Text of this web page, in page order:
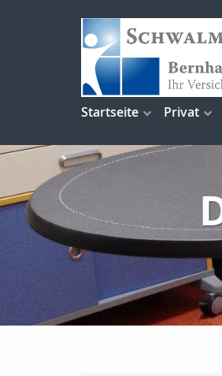
Startseite Privat